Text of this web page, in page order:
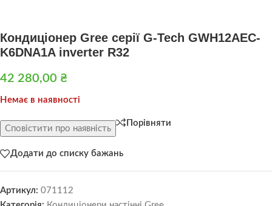
Кондиціонер Gree серії G-Tech GWH12AEC-
K6DNA1A inverter R32
42 280,00 ₴
Немає в наявності
Сповістити про наявність
Порівняти
Додати до списку бажань
Артикул: 071112